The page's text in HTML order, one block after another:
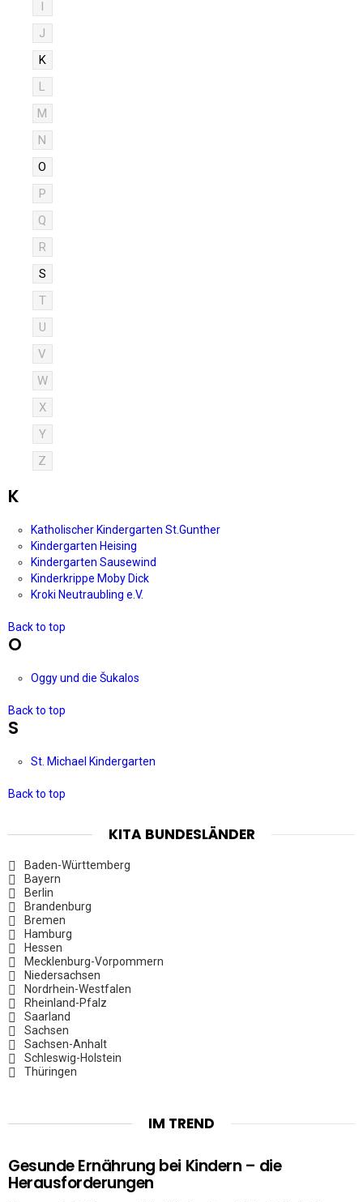
I
J
K
L
M
N
O
P
Q
R
S
T
U
V
W
X
Y
Z
K
Katholischer Kindergarten St.Gunther
Kindergarten Heising
Kindergarten Sausewind
Kinderkrippe Moby Dick
Kroki Neutraubling e.V.
Back to top
O
Oggy und die Šukalos
Back to top
S
St. Michael Kindergarten
Back to top
KITA BUNDESLÄNDER
Baden-Württemberg
Bayern
Berlin
Brandenburg
Bremen
Hamburg
Hessen
Mecklenburg-Vorpommern
Niedersachsen
Nordrhein-Westfalen
Rheinland-Pfalz
Saarland
Sachsen
Sachsen-Anhalt
Schleswig-Holstein
Thüringen
IM TREND
Gesunde Ernährung bei Kindern – die
Herausforderungen